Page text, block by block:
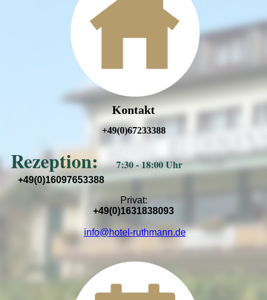
Kontakt
+49(0)67233388
Rezeption:7:30 - 18:00 Uhr
+49(0)16097653388
Privat:
+49(0)1631838093
info@hotel-ruthmann.de